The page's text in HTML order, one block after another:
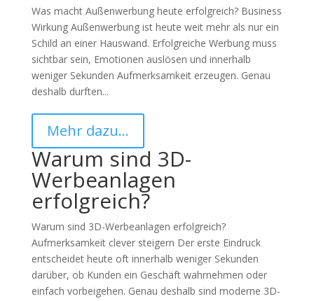
Was macht Außenwerbung heute erfolgreich? Business
Wirkung Außenwerbung ist heute weit mehr als nur ein
Schild an einer Hauswand. Erfolgreiche Werbung muss
sichtbar sein, Emotionen auslösen und innerhalb
weniger Sekunden Aufmerksamkeit erzeugen. Genau
deshalb durften...
Mehr dazu…
Warum sind 3D-
Werbeanlagen
erfolgreich?
Warum sind 3D-Werbeanlagen erfolgreich?
Aufmerksamkeit clever steigern Der erste Eindruck
entscheidet heute oft innerhalb weniger Sekunden
darüber, ob Kunden ein Geschäft wahrnehmen oder
einfach vorbeigehen. Genau deshalb sind moderne 3D-